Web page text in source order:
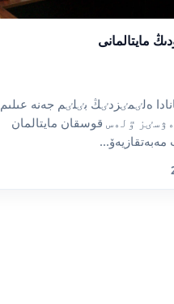
مايتالمانى
ەلٸمٸزدٸڭ بٸلٸم جەنە عىلىم
ٷلەس قوسقان مايتالمان